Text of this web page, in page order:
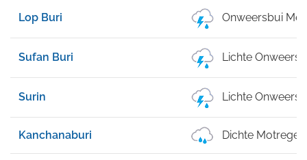
Lop Buri Onweersbui
Sufan Buri Lichte
Surin Lichte
Kanchanaburi Dichte Motregen